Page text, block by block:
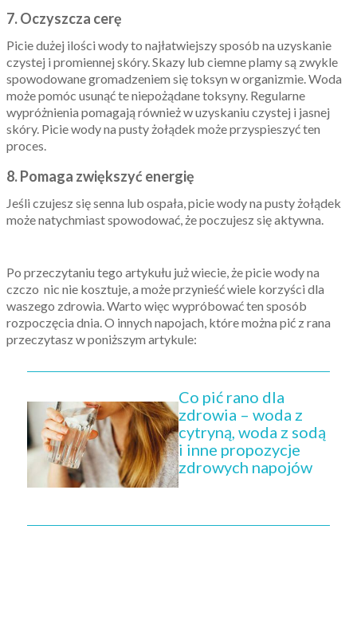
7. Oczyszcza cerę
Picie dużej ilości wody to najłatwiejszy sposób na uzyskanie
czystej i promiennej skóry.Skazy lub ciemne plamy są zwykle
spowodowane gromadzeniem się toksyn w organizmie. Woda
może pomóc usunąć te niepożądane toksyny. Regularne
wypróżnienia pomagają również w uzyskaniu czystej i jasnej
skóry. Picie wody na pusty żołądek może przyspieszyć ten
proces.
8. Pomaga zwiększyć energię
Jeśli czujesz się senna lub ospała, picie wody na pusty żołądek
może natychmiast spowodować, że poczujesz się aktywna.
Po przeczytaniu tego artykułu już wiecie, że picie wody na
czczo nic nie kosztuje, a może przynieść wiele korzyści dla
waszego zdrowia. Warto więc wypróbować ten sposób
rozpoczęcia dnia. O innych napojach, które można pić z rana
przeczytasz w poniższym artykule:
Co pić rano dla
zdrowia – woda z
cytryną, woda z sodą
i inne propozycje
zdrowych napojów